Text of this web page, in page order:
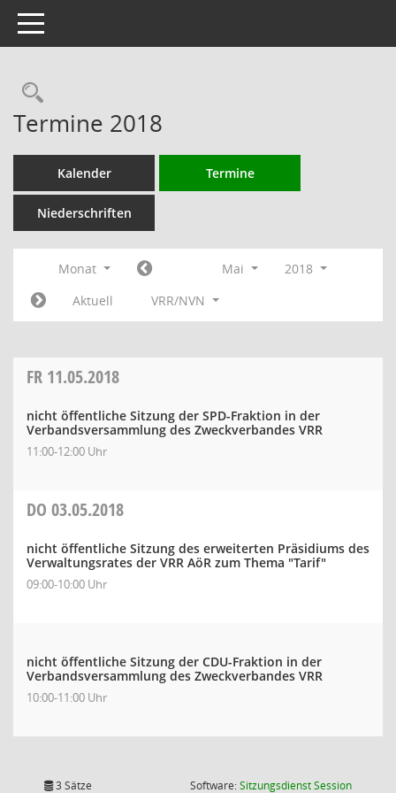
Toggle navigation
Rechercheauswahl
Termine 2018
Kalender Termine
Niederschriften
Monat Mai
2018
Aktuell
VRR/NVN
FR 11.05.2018
nicht öffentliche Sitzung der SPD-Fraktion in der
Verbandsversammlung des Zweckverbandes VRR
11:00-12:00 Uhr
DO 03.05.2018
nicht öffentliche Sitzung des erweiterten Präsidiums des
Verwaltungsrates der VRR AöR zum Thema "Tarif"
09:00-10:00 Uhr
nicht öffentliche Sitzung der CDU-Fraktion in der
Verbandsversammlung des Zweckverbandes VRR
10:00-11:00 Uhr
3 Sätze Software:SitzungsdienstSession(Wird in